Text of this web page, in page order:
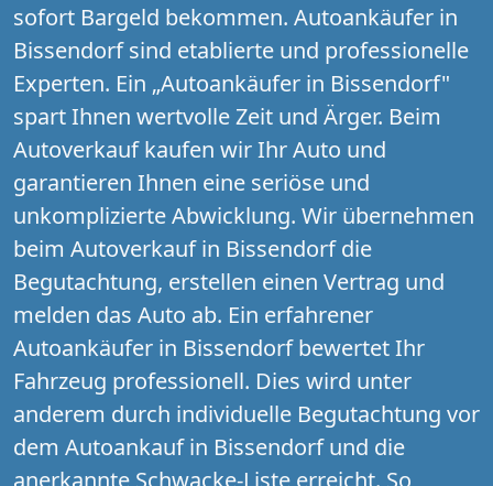
sofort Bargeld bekommen. Autoankäufer in
Bissendorf sind etablierte und professionelle
Experten. Ein „Autoankäufer in Bissendorf"
spart Ihnen wertvolle Zeit und Ärger. Beim
Autoverkauf kaufen wir Ihr Auto und
garantieren Ihnen eine seriöse und
unkomplizierte Abwicklung. Wir übernehmen
beim Autoverkauf in Bissendorf die
Begutachtung, erstellen einen Vertrag und
melden das Auto ab. Ein erfahrener
Autoankäufer in Bissendorf bewertet Ihr
Fahrzeug professionell. Dies wird unter
anderem durch individuelle Begutachtung vor
dem Autoankauf in Bissendorf und die
anerkannte Schwacke-Liste erreicht. So